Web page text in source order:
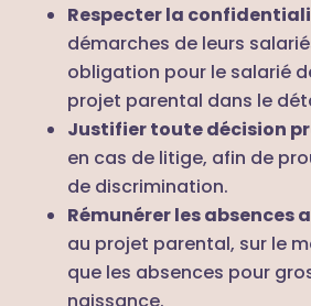
Respecter la
démarches de leurs
obligation pour le salarié
projet parental dans le
Justifier toute décision
en cas de litige, afin de
de discrimination.
Rémunérer les absences
au projet parental, sur le
que les absences pour